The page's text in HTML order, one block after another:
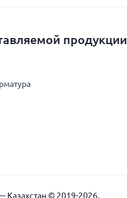
продукции
Казахстан © 2019-2026.